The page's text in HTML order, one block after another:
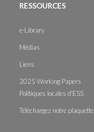
RESSOURCES
e-Library
Médias
Liens
2025 Working Papers
Politiques locales d'ESS
Téléchargez notre plaquette